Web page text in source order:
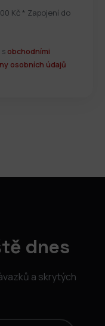
Kč * Zapojení do
s obchodními
osobních údajů
dnes
a skrytých